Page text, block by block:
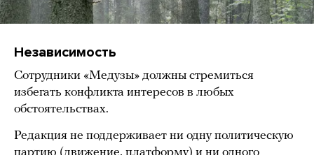
Независимость
Сотрудники «Медузы» должны стремиться
избегать конфликта интересов в любых
обстоятельствах.
Редакция не поддерживает ни одну политическую
партию (движение, платформу) и ни одного